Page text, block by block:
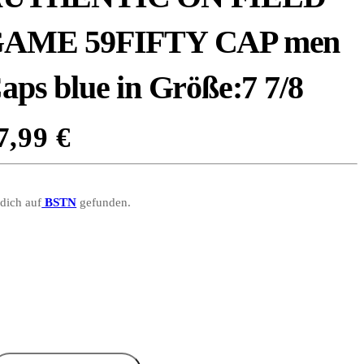
59FIFTY CAP men
blue in Größe:7 7/8
€
auf BSTN gefunden.